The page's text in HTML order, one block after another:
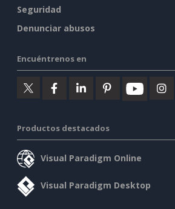
Seguridad
Denunciar abusos
Encuéntrenos en
Productos destacados
Visual Paradigm Online
Visual Paradigm Desktop